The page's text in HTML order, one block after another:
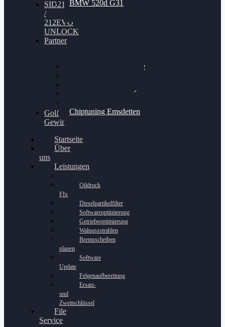
BMW 520d G31
SID212
/
212EVO
UNLOCK
Partner
Bilgenroth Performance
Chiptuning Schüttorf
Chiptuning Emsdetten
Golf
Gewinnspiel
Startseite
Über
uns
Leistungen
Oildruck
FIx
Dieselpartikelfilter
Softwareoptimierung
Getriebeoptimierung
Walnussstrahlen
Bremsscheiben
planen
Software
Update
Felgenaufbereitung
Ersatz-
und
Zweitschlüssel
File
Service